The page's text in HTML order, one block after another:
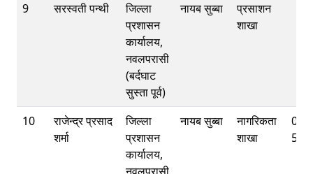
9 सरस्वती पन्थी
जिल्ला
प्रशासन
कार्यालय,
नवलपरासी
(बर्दघाट
सुस्ता पूर्व)
नायब सुब्बा
प्रसाशन
शाखा
10
राजेन्द्र प्रसाद
शर्मा
जिल्ला
प्रशासन
कार्यालय,
नायब सुब्बा
नागरिकता
शाखा
078-